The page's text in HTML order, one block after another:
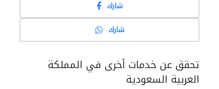
شارك
شارك
تحقق عن خدمات أخرى في المملكة
العربية السعودية